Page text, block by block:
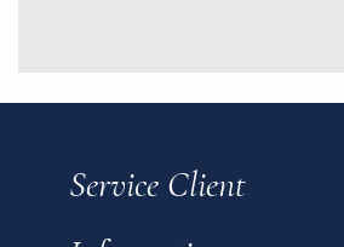
Service Client